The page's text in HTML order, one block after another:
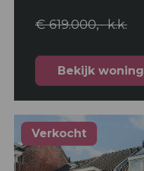
€ 619.000,- k.k.
Bekijk woning
Verkocht